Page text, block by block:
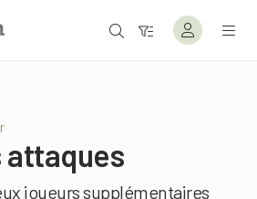
attaques
joueurs supplémentaires